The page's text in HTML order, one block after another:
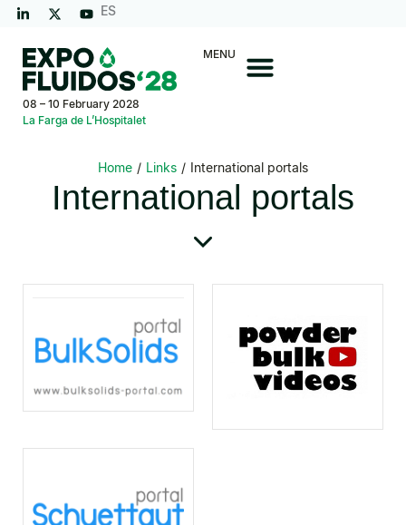
ES
08 – 10 February 2028
La Farga de L’Hospitalet
MENU
Home / Links / International portals
International portals